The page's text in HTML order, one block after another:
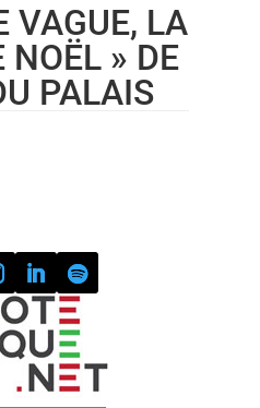
VAGUE, LA
NOËL » DE
PALAIS